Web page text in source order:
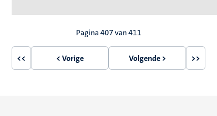
Pagina 407 van 411
Eerste
<<
Vorige
< Vorige
Volgende
Volgende > >>